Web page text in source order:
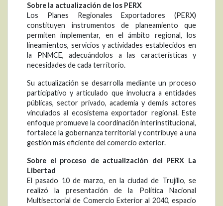
Sobre la actualización de los PERX
Los Planes Regionales Exportadores (PERX)
constituyen instrumentos de planeamiento que
permiten implementar, en el ámbito regional, los
lineamientos, servicios y actividades establecidos en
la PNMCE, adecuándolos a las características y
necesidades de cada territorio.
Su actualización se desarrolla mediante un proceso
participativo y articulado que involucra a entidades
públicas, sector privado, academia y demás actores
vinculados al ecosistema exportador regional. Este
enfoque promueve la coordinación interinstitucional,
fortalece la gobernanza territorial y contribuye a una
gestión más eficiente del comercio exterior.
Sobre el proceso de actualización del PERX La
Libertad
El pasado 10 de marzo, en la ciudad de Trujillo, se
realizó la presentación de la Política Nacional
Multisectorial de Comercio Exterior al 2040, espacio